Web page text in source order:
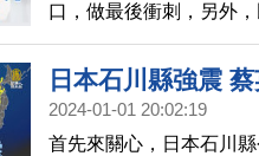
口，做最後衝刺，另外
《在路上》，由總統蔡
路。
日本石川縣強震
2024-01-01 20:02:19
首先來關心，日本石川